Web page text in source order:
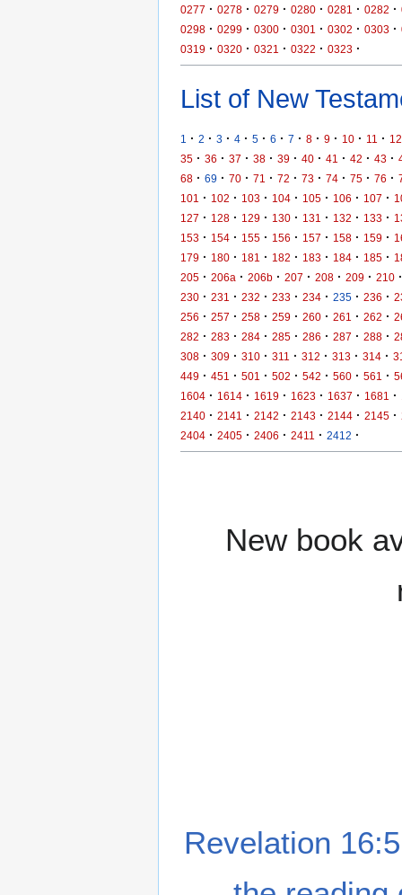
0277 · 0278 · 0279 · 0280 · 0281 · 0282 ·
0298 · 0299 · 0300 · 0301 · 0302 · 0303 ·
0319 · 0320 · 0321 · 0322 · 0323 ·
List of New
1 · 2 · 3 · 4 · 5 · 6 · 7 · 8 · 9 · 10 · 11 · 12
35 · 36 · 37 · 38 · 39 · 40 · 41 · 42 · 43 ·
68 · 69 · 70 · 71 · 72 · 73 · 74 · 75 · 76 ·
101
· 102 · 103 · 104 · 105 · 106 · 107 ·
127 · 128 · 129 · 130 · 131 · 132 · 133 ·
153 · 154 · 155 · 156 · 157 · 158 · 159 ·
179 · 180 · 181 · 182 · 183 · 184 · 185 ·
205 · 206a · 206b · 207 · 208 · 209 · 210 ·
230 · 231 · 232 · 233 · 234 · 235 · 236 ·
256 · 257 · 258 · 259 · 260 · 261 · 262 ·
282 · 283 · 284 · 285 · 286 · 287 · 288 ·
308 · 309 · 310 · 311 · 312 · 313 · 314 ·
449 · 451 · 501 · 502 · 542 · 560 · 561 ·
1604 · 1614 · 1619 · 1623 · 1637 · 1681 ·
2140 · 2141 · 2142 · 2143 · 2144 · 2145 ·
2404 · 2405 · 2406 · 2411 · 2412 ·
New book
Revelation